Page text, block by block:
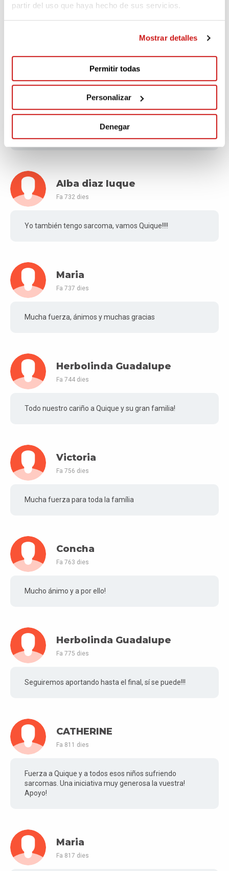
partir del uso que haya hecho de sus servicios.
Mostrar detalles
Permitir todas
Personalizar
Denegar
Mucho ánimo ! Enseguida te pondrás bien !
Brenda Tavares
Alba diaz luque
Fa 732 dies
Yo también tengo sarcoma, vamos Quique!!!!
Maria
Fa 737 dies
Mucha fuerza, ánimos y muchas gracias
Herbolinda Guadalupe
Fa 744 dies
Todo nuestro cariño a Quique y su gran familia!
Victoria
Fa 756 dies
Mucha fuerza para toda la família
Concha
Fa 763 dies
Mucho ánimo y a por ello!
Herbolinda Guadalupe
Fa 775 dies
Seguiremos aportando hasta el final, sí se puede!!!
CATHERINE
Fa 811 dies
Fuerza a Quique y a todos esos niños sufriendo
sarcomas. Una iniciativa muy generosa la vuestra!
Apoyo!
Maria
Fa 817 dies